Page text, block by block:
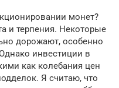
монет?
и терпения. Некоторые
дорожают, особенно
инвестиции в
как колебания цен
Я считаю, что